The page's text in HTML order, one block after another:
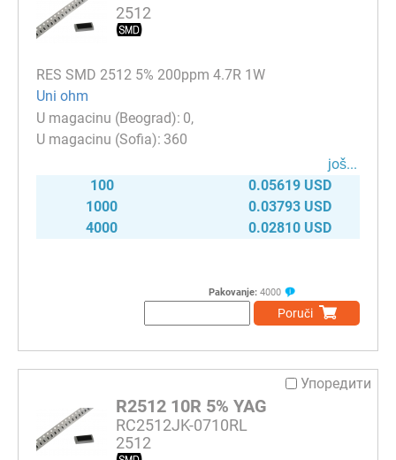
2512
RES SMD 2512 5% 200ppm 4.7R 1W
Uni ohm
0
360
јоš...
100
0.05619 USD
1000
0.03793 USD
4000
0.02810 USD
Pakovanje: 4000
Poruči
Упоредити
R2512 10R 5% YAG
RC2512JK-0710RL
2512